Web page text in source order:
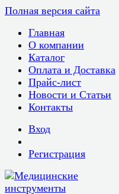
Полная версия сайта
Главная
О компании
Каталог
Оплата и Доставка
Прайс-лист
Новости и Статьи
Контакты
Вход
Регистрация